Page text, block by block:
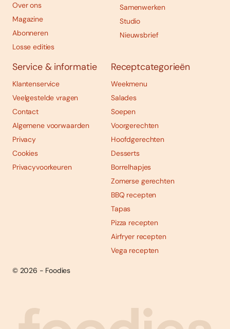
Abonneren
Over ons
Magazine
Abonneren
Losse edities
Samenwerken
Studio
Nieuwsbrief
Service & informatie
Klantenservice
Veelgestelde vragen
Contact
Algemene voorwaarden
Privacy
Cookies
Privacyvoorkeuren
Receptcategorieën
Weekmenu
Salades
Soepen
Voorgerechten
Hoofdgerechten
Desserts
Borrelhapjes
Zomerse gerechten
BBQ recepten
Tapas
Pizza recepten
Airfryer recepten
Vega recepten
© 2026 - Foodies